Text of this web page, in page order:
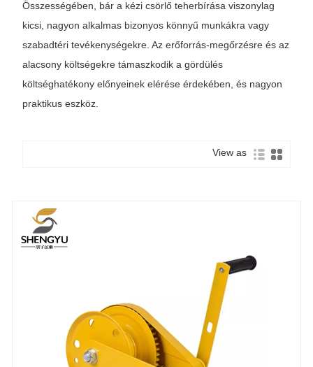
Összességében, bár a kézi csörlő teherbírása viszonylag
kicsi, nagyon alkalmas bizonyos könnyű munkákra vagy
szabadtéri tevékenységekre. Az erőforrás-megőrzésre és az
alacsony költségekre támaszkodik a gördülés
költséghatékony előnyeinek elérése érdekében, és nagyon
praktikus eszköz.
View as